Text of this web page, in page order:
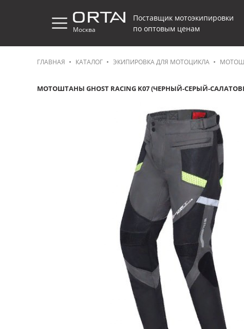
Москва
Поставщик мотоэкипировки
по оптовым ценам
ГЛАВНАЯ КАТАЛОГ ЭКИПИРОВКА ДЛЯ МОТОЦИКЛА
МОТОШТАНЫ GHOST RACING K07 (ЧЕРНЫЙ-СЕРЫЙ-